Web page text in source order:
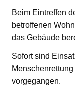
Beim Eintreffen
betroffenen
das Gebäude
Sofort sind
vorgegangen.